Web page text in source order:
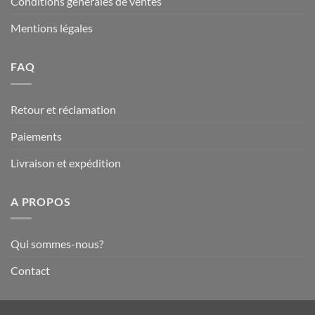
Mentions légales
FAQ
Retour et réclamation
Paiements
Livraison et expédition
A PROPOS
Qui sommes-nous?
Contact